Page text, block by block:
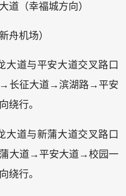
道（幸福城方向）
舟机场）
大道与平安大道交叉路口
长征大道→滨湖路→平安
绕行。
大道与新蒲大道交叉路口
大道→平安大道→校园一
绕行。